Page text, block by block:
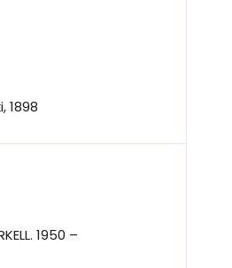
1898
1950 –